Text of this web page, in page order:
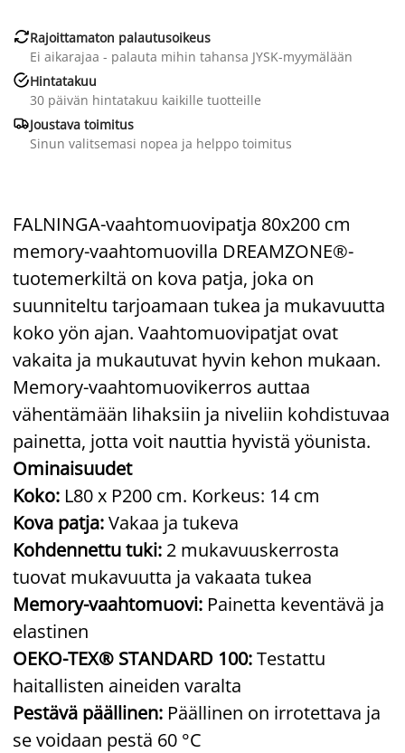
Rajoittamaton palautusoikeus
Ei aikarajaa - palauta mihin tahansa JYSK-myymälään
Hintatakuu
30 päivän hintatakuu kaikille tuotteille
Joustava toimitus
Sinun valitsemasi nopea ja helppo toimitus
FALNINGA-vaahtomuovipatja 80x200 cm
memory-vaahtomuovilla DREAMZONE®-
tuotemerkiltä on kova patja, joka on
suunniteltu tarjoamaan tukea ja mukavuutta
koko yön ajan. Vaahtomuovipatjat ovat
vakaita ja mukautuvat hyvin kehon mukaan.
Memory-vaahtomuovikerros auttaa
vähentämään lihaksiin ja niveliin kohdistuvaa
painetta, jotta voit nauttia hyvistä yöunista.
Ominaisuudet
Koko: L80 x P200 cm. Korkeus: 14 cm
Kova patja:Vakaa ja tukeva
Kohdennettu tuki: 2 mukavuuskerrosta
tuovat mukavuutta ja vakaata tukea
Memory-vaahtomuovi: Painetta keventävä ja
elastinen
OEKO-TEX® STANDARD 100:Testattu
haitallisten aineiden varalta
Pestävä päällinen: Päällinen on irrotettava ja
se voidaan pestä 60 °C